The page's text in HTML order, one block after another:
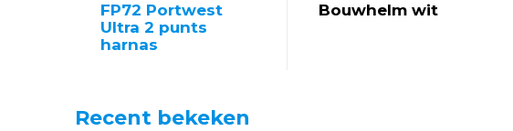
FP72 Portwest
Ultra 2 punts
harnas
Bouwhelm wit
Recent bekeken